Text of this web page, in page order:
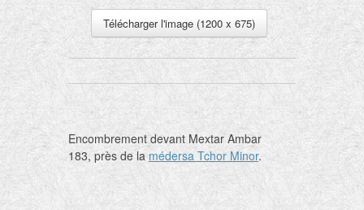
Télécharger l'image (1200 x 675)
Encombrement devant Mextar Ambar
183, près de lamédersa Tchor Minor.